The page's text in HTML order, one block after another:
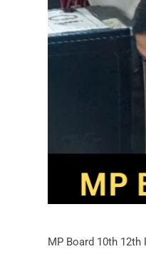
MP Board 10th 12th